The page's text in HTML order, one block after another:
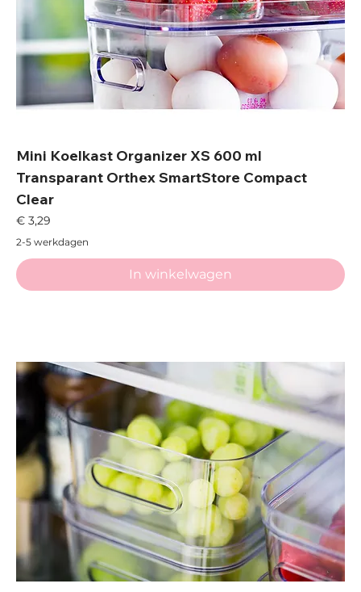
Mini Koelkast Organizer XS 600 ml
Transparant Orthex SmartStore Compact
Clear
Prijs
€ 3,29
2-5 werkdagen
In winkelwagen